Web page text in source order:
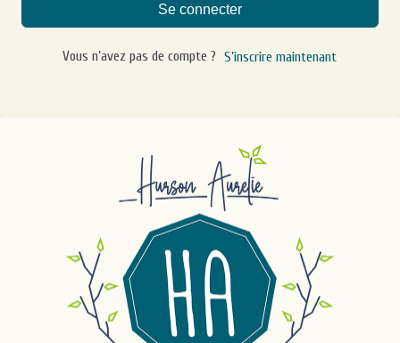
Se connecter
Vous n’avez pas de compte ? S’inscrire maintenant